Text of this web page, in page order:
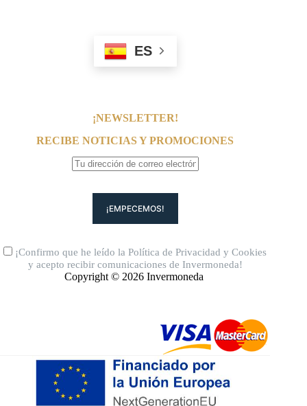
ES
¡NEWSLETTER!
RECIBE NOTICIAS Y PROMOCIONES
¡Confirmo que he leído laPolítica de Privacidad yCookies
y acepto recibir comunicaciones de Invermoneda!
Copyright © 2026 Invermoneda